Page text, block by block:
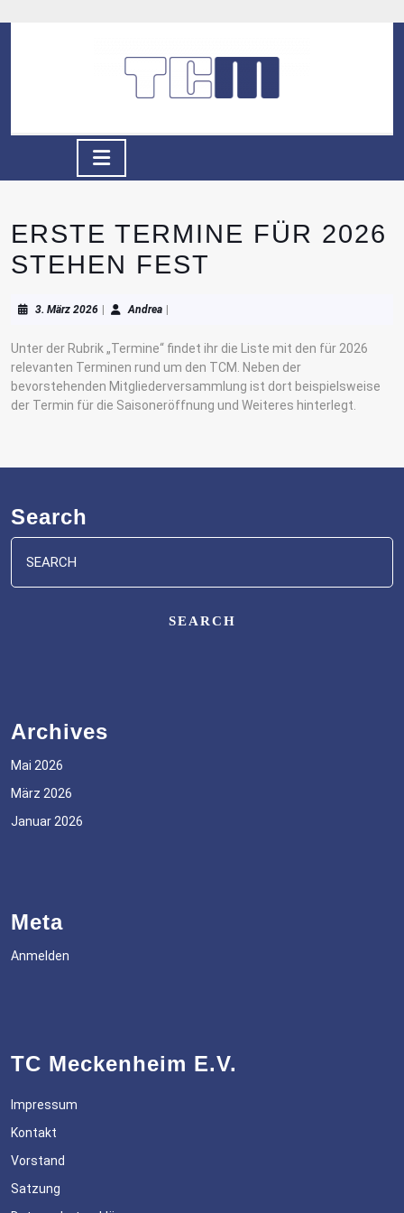
to
ERSTE TERMINE FÜR 2026
STEHEN FEST
3. März 20263.
2026
AndreaAndrea
Unter der Rubrik „Termine“ findet ihr die Liste mit den für 2026
relevanten Terminen rund um den TCM. Neben der
bevorstehenden Mitgliederversammlung ist dort beispielsweise
der Termin für die Saisoneröffnung und Weiteres hinterlegt.
Search
Search
for:
Archives
Mai 2026
März 2026
Januar 2026
Meta
Anmelden
TC Meckenheim E.V.
Impressum
Kontakt
Vorstand
Satzung